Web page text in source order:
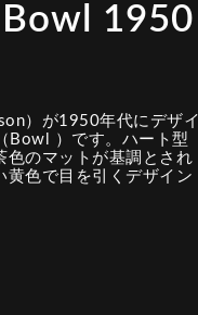
1950
）が1950年代にデザイ
Bowl ）です。ハート型
色のマットが基調とされ
黄色で目を引くデザイン